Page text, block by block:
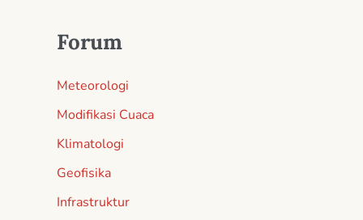
Forum
Meteorologi
Modifikasi Cuaca
Klimatologi
Geofisika
Infrastruktur